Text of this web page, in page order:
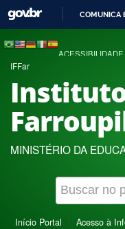
COMUNICA
ACESSIBILIDADE
IFFar
MINISTÉRIO DA
Início Portal Acesso à